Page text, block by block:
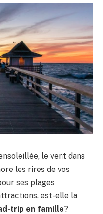
le vent dans
les rires de vos
ses plages
est-elle la
trip en famille?